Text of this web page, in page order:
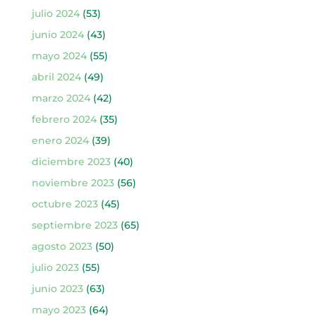
julio 2024(53)
junio 2024(43)
mayo 2024(55)
abril 2024(49)
marzo 2024(42)
febrero 2024(35)
enero 2024(39)
diciembre 2023(40)
noviembre 2023(56)
octubre 2023(45)
septiembre 2023(65)
agosto 2023(50)
julio 2023(55)
junio 2023(63)
mayo 2023(64)